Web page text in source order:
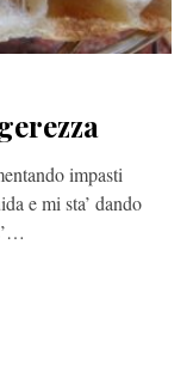
impasti
e mi sta’ dando